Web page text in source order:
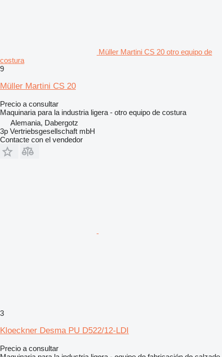
Müller Martini CS 20 otro equipo de
costura
9
Müller Martini CS 20
Precio a consultar
Maquinaria para la industria ligera - otro equipo de costura
Alemania, Dabergotz
3p Vertriebsgesellschaft mbH
Contacte con el vendedor
3
Kloeckner Desma PU D522/12-LDI
Precio a consultar